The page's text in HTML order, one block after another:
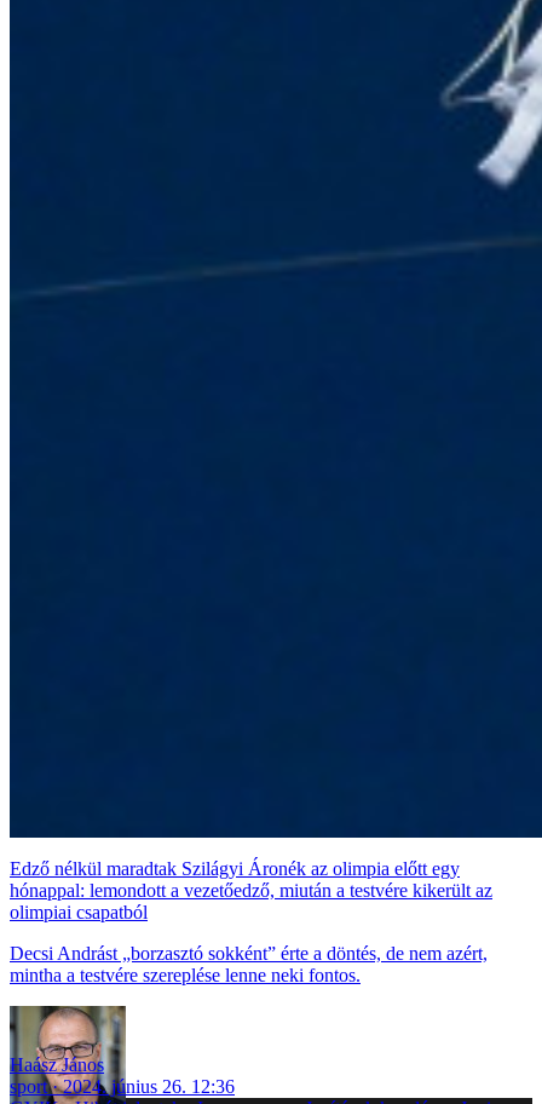
Edző nélkül maradtak Szilágyi Áronék az olimpia előtt egy
hónappal: lemondott a vezetőedző, miután a testvére kikerült az
olimpiai csapatból
Decsi Andrást „borzasztó sokként” érte a döntés, de nem azért,
mintha a testvére szereplése lenne neki fontos.
Haász János
sport
2024. június 26. 12:36